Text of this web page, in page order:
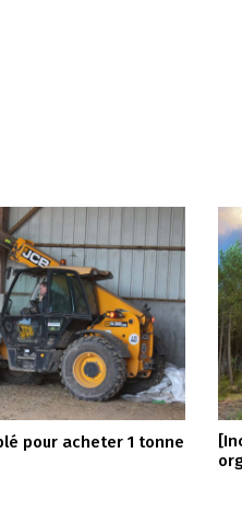
pour acheter 1 tonne